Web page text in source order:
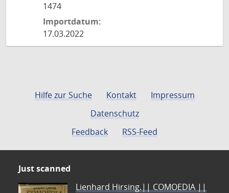
1474
Importdatum:
17.03.2022
Hilfe zur Suche Kontakt
Impressum
Datenschutz
Feedback
RSS-Feed
Just scanned
Lienhard Hirsing.|| COMOEDIA ||